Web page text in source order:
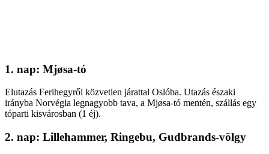
1. nap: Mjøsa-tó
Elutazás Ferihegyről közvetlen járattal Oslóba. Utazás északi
irányba Norvégia legnagyobb tava, a Mjøsa-tó mentén, szállás egy
tóparti kisvárosban (1 éj).
2. nap: Lillehammer, Ringebu, Gudbrands-völgy